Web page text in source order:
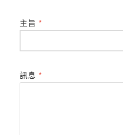
主旨 *
訊息 *